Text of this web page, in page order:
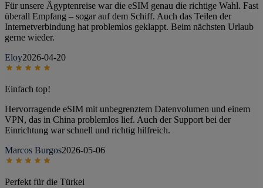
Für unsere Ägyptenreise war die eSIM genau die richtige Wahl. Fast
überall Empfang – sogar auf dem Schiff. Auch das Teilen der
Internetverbindung hat problemlos geklappt. Beim nächsten Urlaub
gerne wieder.
Eloy2026-04-20
Einfach top!
Hervorragende eSIM mit unbegrenztem Datenvolumen und einem
VPN, das in China problemlos lief. Auch der Support bei der
Einrichtung war schnell und richtig hilfreich.
Marcos Burgos2026-05-06
Perfekt für die Türkei